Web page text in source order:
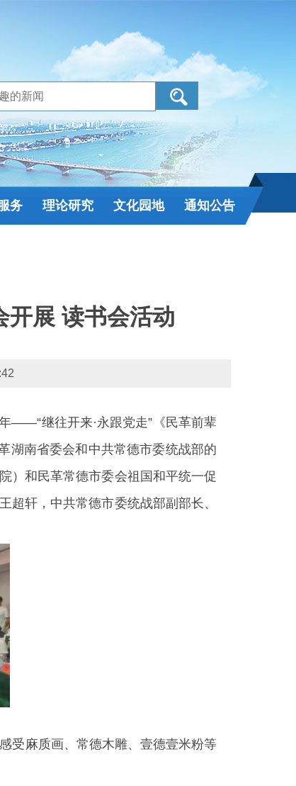
务 理论研究 文化园地 通知公告
开展 读书会活动
——“继往开来·永跟党走”《民革前辈
湖南省委会和中共常德市委统战部的
）和民革常德市委会祖国和平统一促
轩，中共常德市委统战部副部长、
受麻质画、常德木雕、壹德壹米粉等